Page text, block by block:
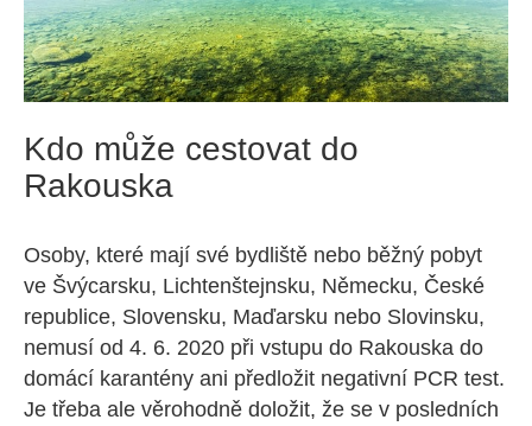
Kdo může cestovat do
Rakouska
Osoby, které mají své bydliště nebo běžný pobyt
ve Švýcarsku, Lichtenštejnsku, Německu, České
republice, Slovensku, Maďarsku nebo Slovinsku,
nemusí od 4. 6. 2020 při vstupu do Rakouska do
domácí karantény ani předložit negativní PCR test.
Je třeba ale věrohodně doložit, že se v posledních